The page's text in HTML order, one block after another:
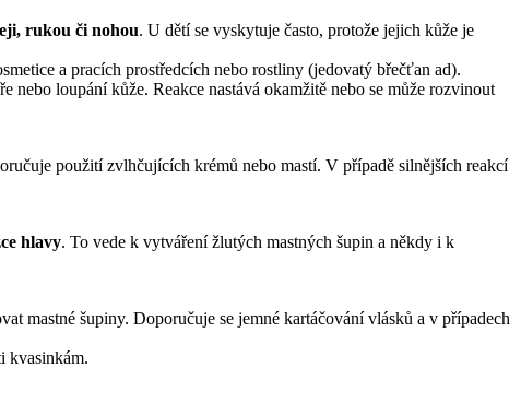
rukou či nohou. U dětí se vyskytuje často, protože jejich kůže je
a pracích prostředcích nebo rostliny (jedovatý břečťan ad).
loupání kůže. Reakce nastává okamžitě nebo se může rozvinout
použití zvlhčujících krémů nebo mastí. V případě silnějších reakcí
hlavy. To vede k vytváření žlutých mastných šupin a někdy i k
mastné šupiny. Doporučuje se jemné kartáčování vlásků a v případech
kvasinkám.